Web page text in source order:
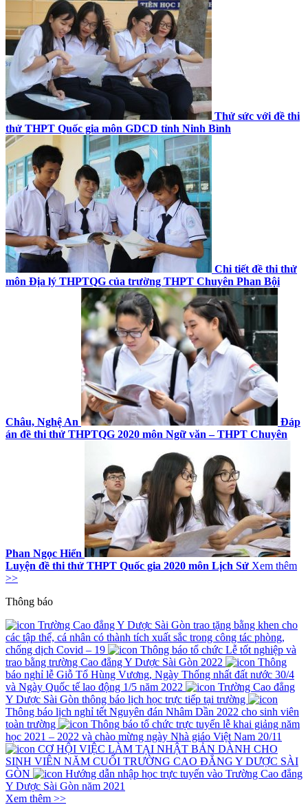
Thử sức với đề thi
thử THPT Quốc gia môn GDCD tỉnh Ninh Bình
Chi tiết đề thi thử
môn Địa lý THPTQG của trường THPT Chuyên Phan Bội
Châu, Nghệ An
Đáp
án đề thi thử THPTQG 2020 môn Ngữ văn – THPT Chuyên
Phan Ngọc Hiển
Luyện đề thi thử THPT Quốc gia 2020 môn Lịch Sử Xem thêm
>>
Thông báo
Trường Cao đẳng Y Dược Sài Gòn trao tặng bằng khen cho
các tập thể, cá nhân có thành tích xuất sắc trong công tác phòng,
chống dịch Covid – 19
Thông báo tổ chức Lễ tốt nghiệp và
trao bằng trường Cao đẳng Y Dược Sài Gòn 2022
Thông
báo nghỉ lễ Giỗ Tổ Hùng Vương, Ngày Thống nhất đất nước 30/4
và Ngày Quốc tế lao động 1/5 năm 2022
Trường Cao đẳng
Y Dược Sài Gòn thông báo lịch học trực tiếp tại trường
Thông báo lịch nghỉ tết Nguyên đán Nhâm Dần 2022 cho sinh viên
toàn trường
Thông báo tổ chức trực tuyến lễ khai giảng năm
học 2021 – 2022 và chào mừng ngày Nhà giáo Việt Nam 20/11
CƠ HỘI VIỆC LÀM TẠI NHẬT BẢN DÀNH CHO
SINH VIÊN NĂM CUỐI TRƯỜNG CAO ĐẲNG Y DƯỢC SÀI
GÒN
Hướng dẫn nhập học trực tuyến vào Trường Cao đẳng
Y Dược Sài Gòn năm 2021
Xem thêm >>